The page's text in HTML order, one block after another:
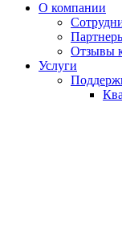
О компании
Отзывы
Услуги